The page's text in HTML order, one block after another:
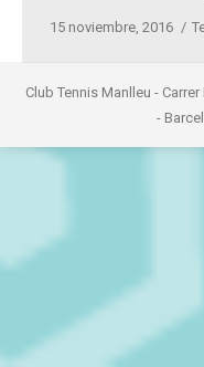
15 noviembre, 2016
Club Tennis Manlleu -
-